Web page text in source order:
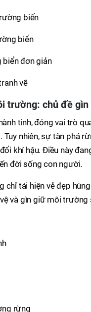
trường: chủ đề
tinh, đóng vai trò
nhiên, sự tàn phá
khí hậu. Điều này
đời sống con người.
chỉ tái hiện vẻ đẹp
và gìn giữ môi trường